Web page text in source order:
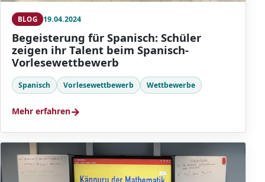
BLOG 19.04.2024
Begeisterung für Spanisch: Schüler
zeigen ihr Talent beim Spanisch-
Vorlesewettbewerb
Spanisch Vorlesewettbewerb Wettbewerbe
Mehr erfahren→